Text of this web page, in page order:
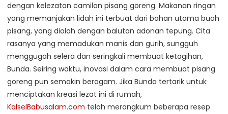
dengan kelezatan camilan pisang goreng. Makanan ringan
yang memanjakan lidah ini terbuat dari bahan utama buah
pisang, yang diolah dengan balutan adonan tepung. Cita
rasanya yang memadukan manis dan gurih, sungguh
menggugah selera dan seringkali membuat ketagihan,
Bunda. Seiring waktu, inovasi dalam cara membuat pisang
goreng pun semakin beragam. Jika Bunda tertarik untuk
menciptakan kreasi lezat ini di rumah,
KalselBabusalam.com telah merangkum beberapa resep